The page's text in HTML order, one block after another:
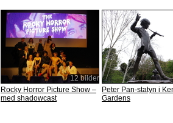
Rocky Horror Picture Show –
med shadowcast
12 bilder
Peter Pan-statyn i
Gardens